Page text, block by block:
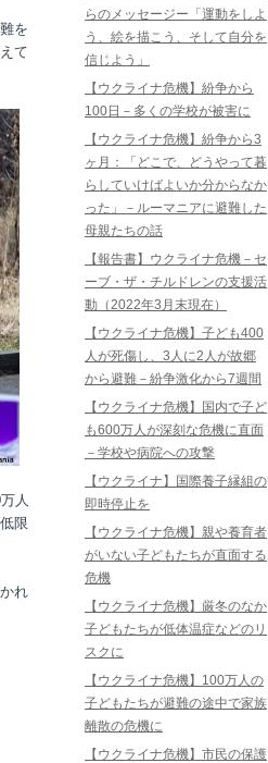
を
て
人
限
れ
らのメッセージー「運動をしよ
う、絵を描こう、そして自分を
信じよう」
【ウクライナ危機】紛争から
100日－多くの学校が被害に
【ウクライナ危機】紛争から3
ヶ月：「どこで、どうやって暮
らしていけばよいか分からなか
った」－ルーマニアに避難した
母親たちの話
【報告書】ウクライナ危機－セ
ーブ・ザ・チルドレンの支援活
動（2022年3月末現在）
【ウクライナ危機】子ども400
人が死傷し、3人に2人が故郷
から避難－紛争激化から7週間
【ウクライナ危機】国内で子ど
も600万人が深刻な危機に直面
－学校や病院への攻撃
【ウクライナ】国際養子縁組の
即時停止を
【ウクライナ危機】親や養育者
がいない子どもたちが直面する
危機
【ウクライナ危機】厳冬のなか
子どもたちが低体温症などのリ
スクに
【ウクライナ危機】100万人の
子どもたちが避難の途中で家族
離散の危機に
【ウクライナ危機】市民の保護